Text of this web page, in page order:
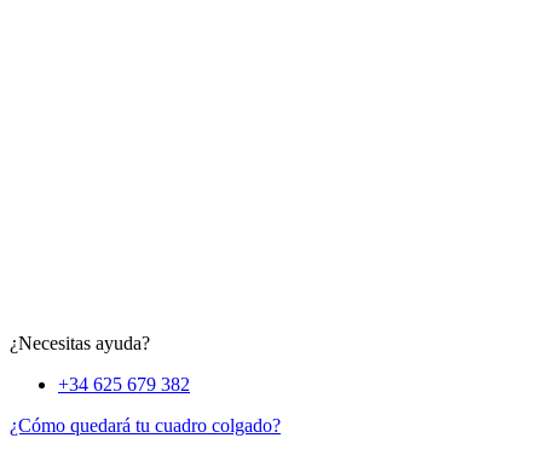
¿Necesitas ayuda?
+34 625 679 382
¿Cómo quedará tu cuadro colgado?